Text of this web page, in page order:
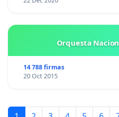
Orquesta
14 788 firmas
20 Oct 2015